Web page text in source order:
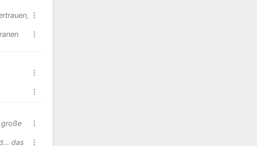






das